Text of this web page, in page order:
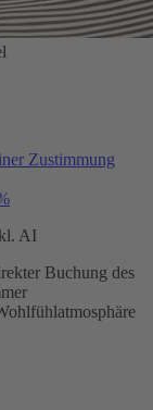
Zustimmung
AI
Buchung des